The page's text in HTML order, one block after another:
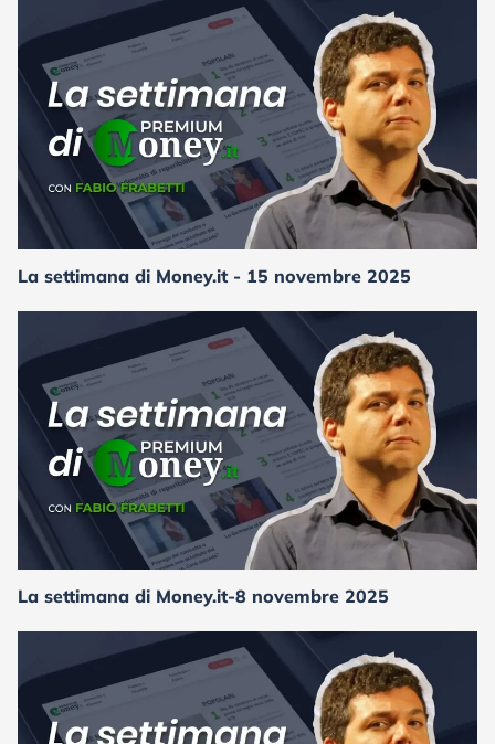
La settimana di Money.it - 15 novembre 2025
La settimana di Money.it-8 novembre 2025